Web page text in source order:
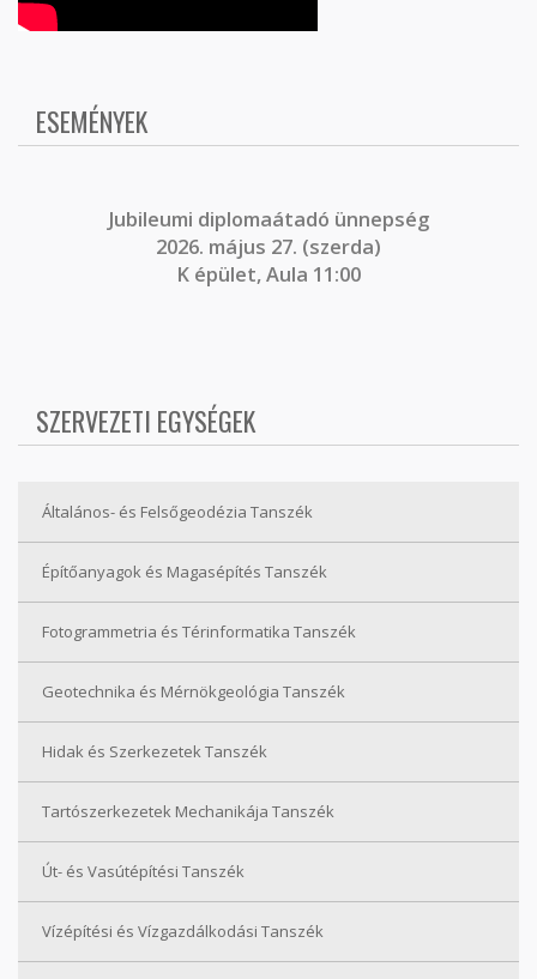
ESEMÉNYEK
Jubileumi diplomaátadó ünnepség
2026. május 27. (szerda)
K épület, Aula 11:00
SZERVEZETI EGYSÉGEK
Általános- és Felsőgeodézia Tanszék
Építőanyagok és Magasépítés Tanszék
Fotogrammetria és Térinformatika Tanszék
Geotechnika és Mérnökgeológia Tanszék
Hidak és Szerkezetek Tanszék
Tartószerkezetek Mechanikája Tanszék
Út- és Vasútépítési Tanszék
Vízépítési és Vízgazdálkodási Tanszék